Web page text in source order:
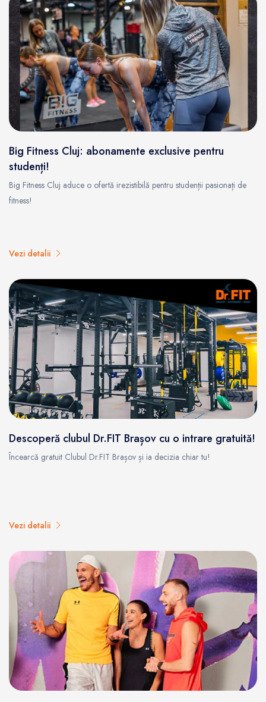
Big Fitness Cluj: abonamente exclusive pentru
studenți!
Big Fitness Cluj aduce o ofertă irezistibilă pentru studenții pasionați de
fitness!
Vezi detalii
Descoperă clubul Dr.FIT Brașov cu o intrare gratuită!
Încearcă gratuit Clubul Dr.FIT Brașov și ia decizia chiar tu!
Vezi detalii